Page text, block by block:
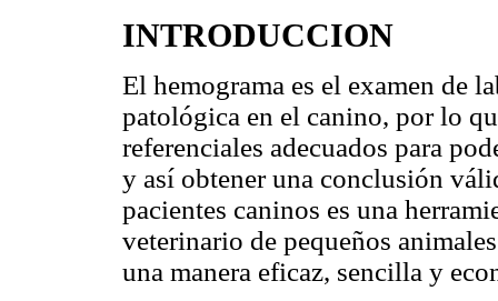
INTRODUCCION
El hemograma es el examen de
patológica en el canino, por lo
referenciales adecuados para
y así obtener una conclusión
pacientes caninos es una
veterinario de pequeños
una manera eficaz, sencilla y